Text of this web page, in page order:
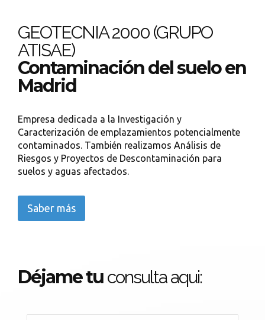
GEOTECNIA 2000 (GRUPO
ATISAE)
Contaminación del suelo en
Madrid
Empresa dedicada a la Investigación y
Caracterización de emplazamientos potencialmente
contaminados. También realizamos Análisis de
Riesgos y Proyectos de Descontaminación para
suelos y aguas afectados.
Saber más
Déjame tu consulta aqui: